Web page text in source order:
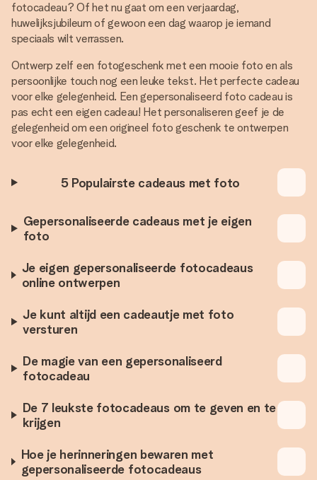
fotocadeau? Of het nu gaat om een verjaardag,
huwelijksjubileum of gewoon een dag waarop je iemand
speciaals wilt verrassen.
Ontwerp zelf een fotogeschenk met een mooie foto en als
persoonlijke touch nog een leuke tekst. Het perfecte cadeau
voor elke gelegenheid. Een gepersonaliseerd foto cadeau is
pas echt een eigen cadeau! Het personaliseren geef je de
gelegenheid om een origineel foto geschenk te ontwerpen
voor elke gelegenheid.
5 Populairste cadeaus met foto
Gepersonaliseerde cadeaus met je eigen
foto
Je eigen gepersonaliseerde fotocadeaus
online ontwerpen
Je kunt altijd een cadeautje met foto
versturen
De magie van een gepersonaliseerd
fotocadeau
De 7 leukste fotocadeaus om te geven en te
krijgen
Hoe je herinneringen bewaren met
gepersonaliseerde fotocadeaus